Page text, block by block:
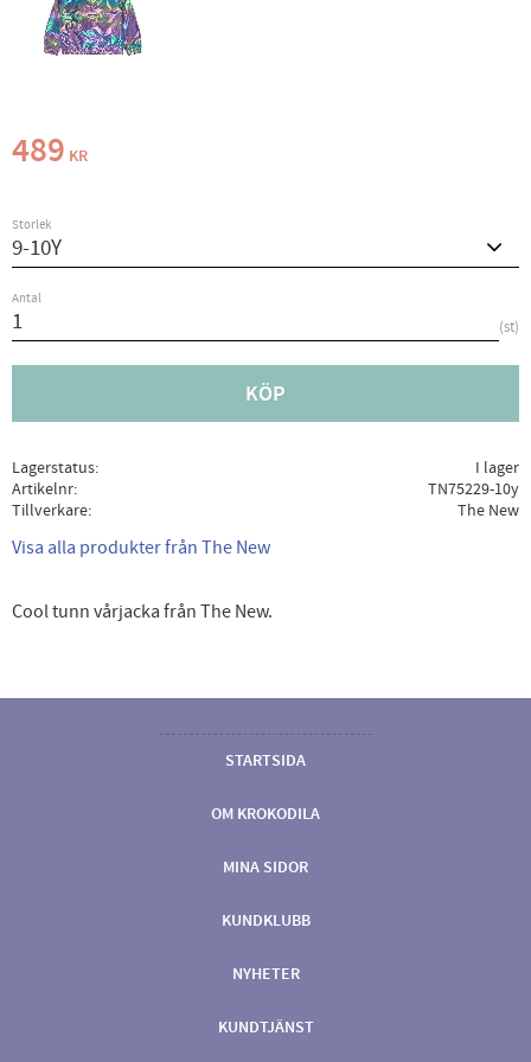
489 KR
Storlek
Antal
st
KÖP
Lagerstatus
I lager
Artikelnr
TN75229-10y
Tillverkare
The New
Visa alla produkter från The New
Cool tunn vårjacka från The New.
STARTSIDA
OM KROKODILA
MINA SIDOR
KUNDKLUBB
NYHETER
KUNDTJÄNST